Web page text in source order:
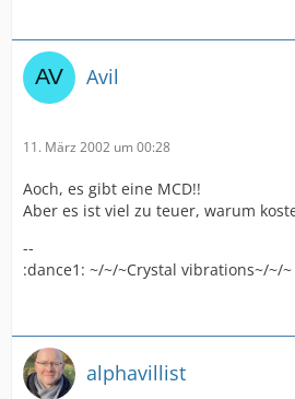
Avil
11. März 2002 um 00:28
Aoch, es gibt eine MCD!!
Aber es ist viel zu teuer, warum
--
:dance1: ~/~/~Crystal vibrations~/~/~
alphavillist